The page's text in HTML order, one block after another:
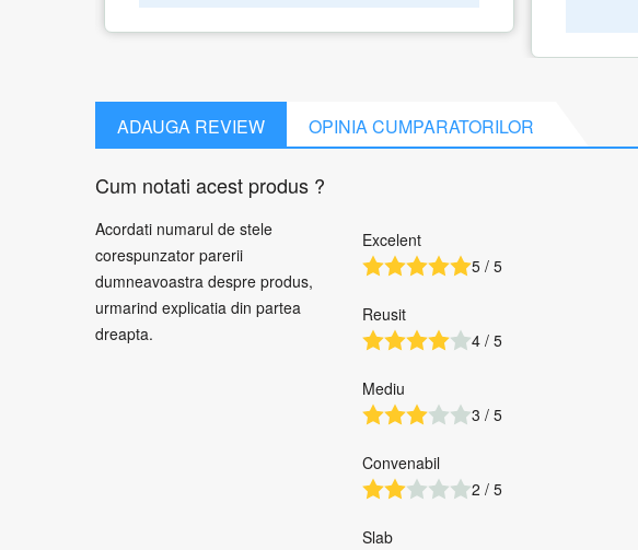
ADAUGA REVIEW OPINIA CUMPARATORILOR
Cum notati acest produs ?
Acordati numarul de stele
corespunzator parerii
dumneavoastra despre produs,
urmarind explicatia din partea
dreapta.
Excelent
5 / 5
Reusit
4 / 5
Mediu
3 / 5
Convenabil
2 / 5
Slab